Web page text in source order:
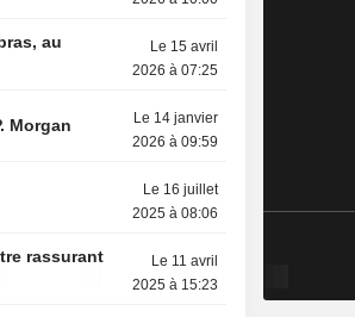
au
Le 15 avril
2026 à 07:25
Morgan
Le 14 janvier
2026 à 09:59
Le 16 juillet
2025 à 08:06
rassurant
Le 11 avril
2025 à 15:23